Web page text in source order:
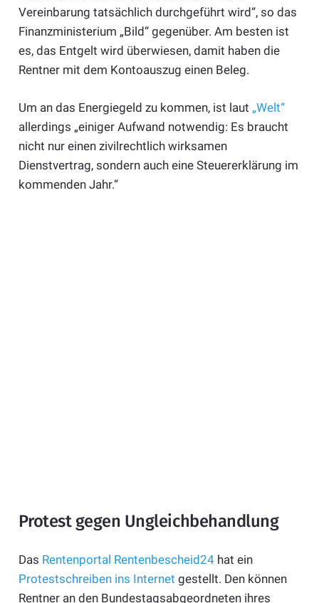
Vereinbarung tatsächlich durchgeführt wird“, so das
Finanzministerium „Bild“ gegenüber. Am besten ist
es, das Entgelt wird überwiesen, damit haben die
Rentner mit dem Kontoauszug einen Beleg.
Um an das Energiegeld zu kommen, ist laut „Welt“
allerdings „einiger Aufwand notwendig: Es braucht
nicht nur einen zivilrechtlich wirksamen
Dienstvertrag, sondern auch eine Steuererklärung im
kommenden Jahr.“
Protest gegen Ungleichbehandlung
Das Rentenportal Rentenbescheid24hat ein
Protestschreiben ins Internet gestellt. Den können
Rentner an den Bundestagsabgeordneten ihres